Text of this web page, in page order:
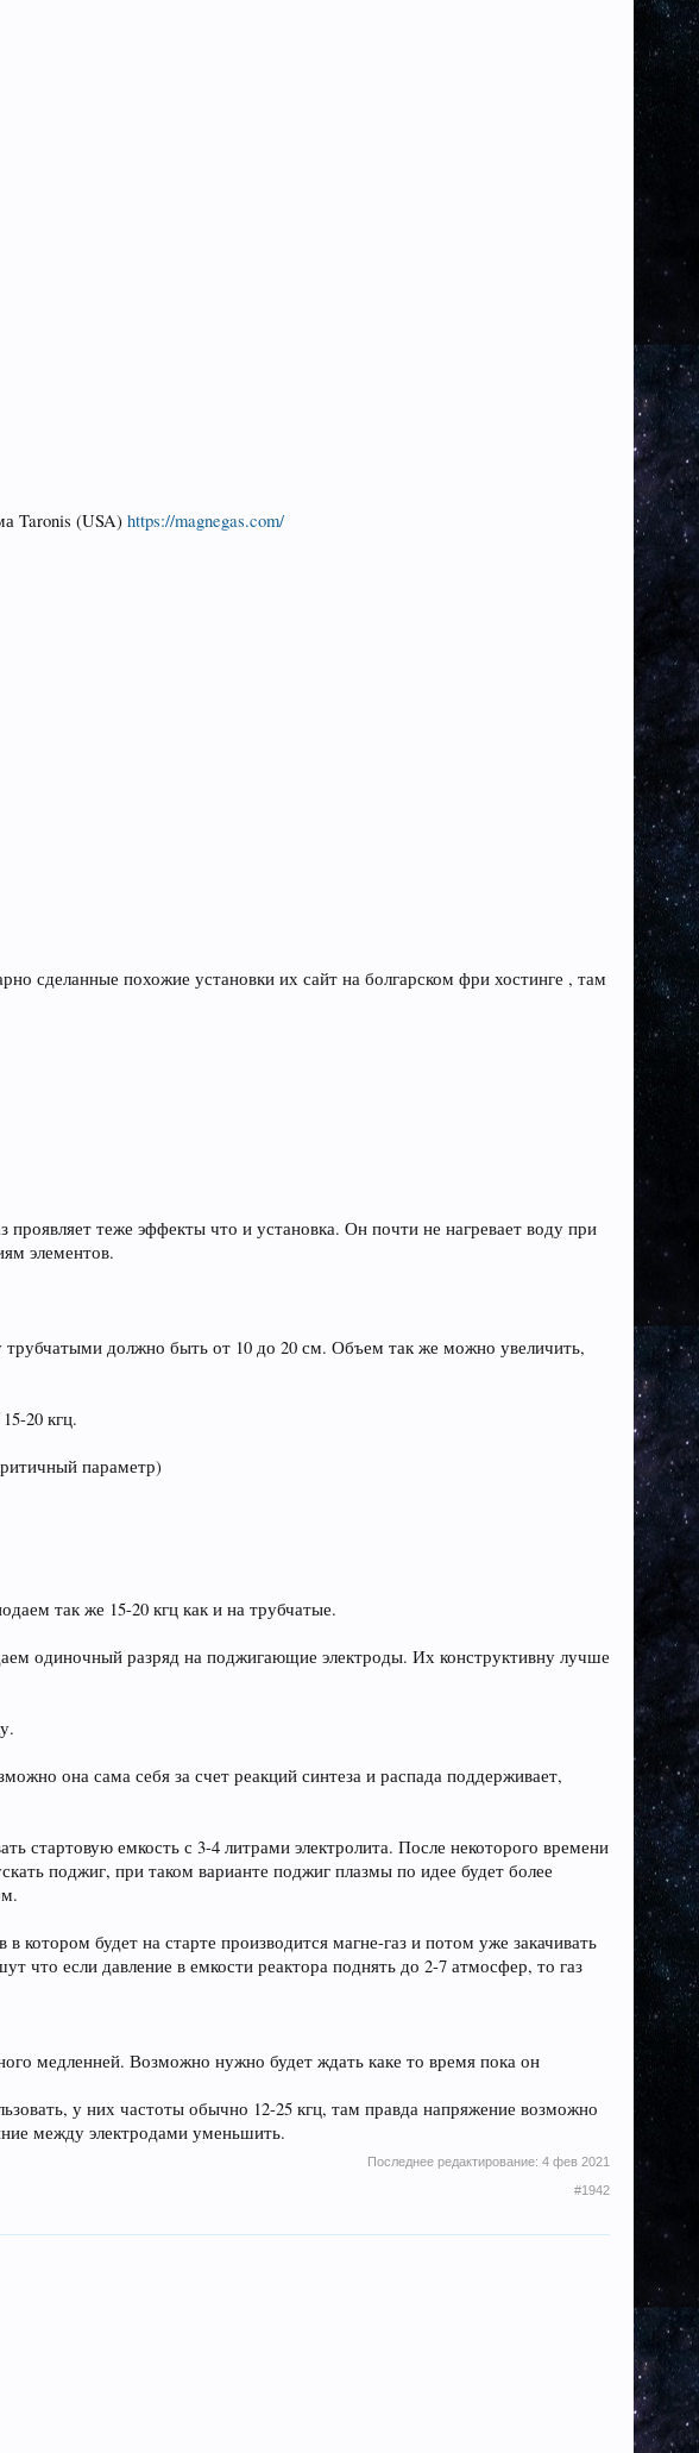
Taronis (USA) https://magnegas.com/
сделанные похожие установки их сайт на болгарском фри хостинге , там
теже эффекты что и установка. Он почти не нагревает воду при
элементов.
должно быть от 10 до 20 см. Объем так же можно увеличить,
20 кгц.
параметр)
так же 15-20 кгц как и на трубчатые.
одиночный разряд на поджигающие электроды. Их конструктивну лучше
она сама себя за счет реакций синтеза и распада поддерживает,
стартовую емкость с 3-4 литрами электролита. После некоторого времени
поджиг, при таком варианте поджиг плазмы по идее будет более
котором будет на старте производится магне-газ и потом уже закачивать
что если давление в емкости реактора поднять до 2-7 атмосфер, то газ
медленней. Возможно нужно будет ждать каке то время пока он
у них частоты обычно 12-25 кгц, там правда напряжение возможно
между электродами уменьшить.
Последнее редактирование: 4 фев 2021
#1942